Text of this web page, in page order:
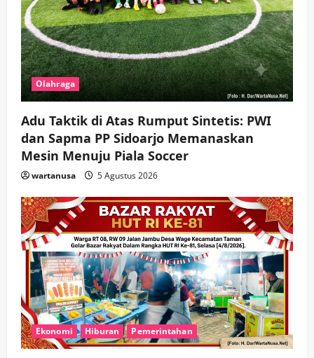
Olahraga
Adu Taktik di Atas Rumput Sintetis: PWI
dan Sapma PP Sidoarjo Memanaskan
Mesin Menuju Piala Soccer
wartanusa 5 Agustus 2026
Ekonomi Hiburan Pemerintahan